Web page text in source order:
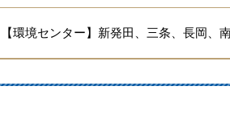
【環境センター】新発田、三条、長岡、